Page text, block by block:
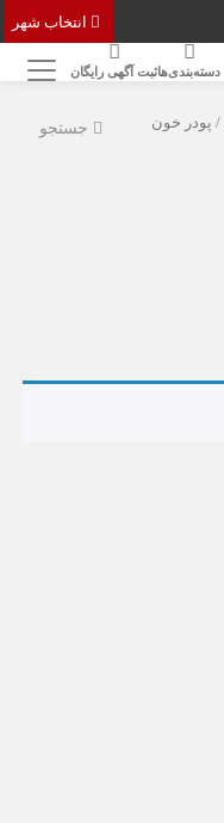
دسته‌بندی‌هاثبت آگهی رایگان
جستجو / پودر خون